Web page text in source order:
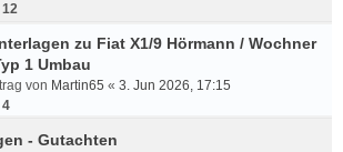
12
zu Fiat X1/9 Hörmann / Wochner
1 Umbau
von Martin65 « 3. Jun 2026, 17:15
4
- Gutachten